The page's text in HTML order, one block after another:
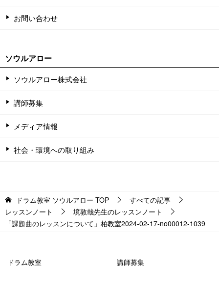
お問い合わせ
ソウルアロー
ソウルアロー株式会社
講師募集
メディア情報
社会・環境への取り組み
ドラム教室 ソウルアロー TOP
すべての記事
レッスンノート
境敦哉先生のレッスンノート
「課題曲のレッスンについて」柏教室2024-02-17-no00012-1039
ドラム教室 講師募集